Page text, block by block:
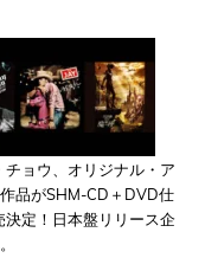
チョウ、オリジナル・ア
品がSHM-CD＋DVD仕
決定！日本盤リリース企